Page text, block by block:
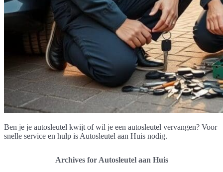
Ben je je autosleutel kwijt of wil je een autosleutel vervangen? Voor
snelle service en hulp is Autosleutel aan Huis nodig.
Archives for Autosleutel aan Huis